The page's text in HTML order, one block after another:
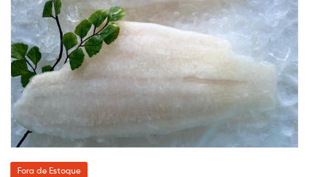
Fora de Estoque